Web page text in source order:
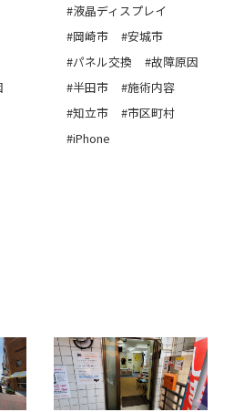
#液晶ディスプレイ
#岡崎市
#安城市
#パネル交換
#故障原因
#半田市
#施術内容
#知立市
#市区町村
#iPhone